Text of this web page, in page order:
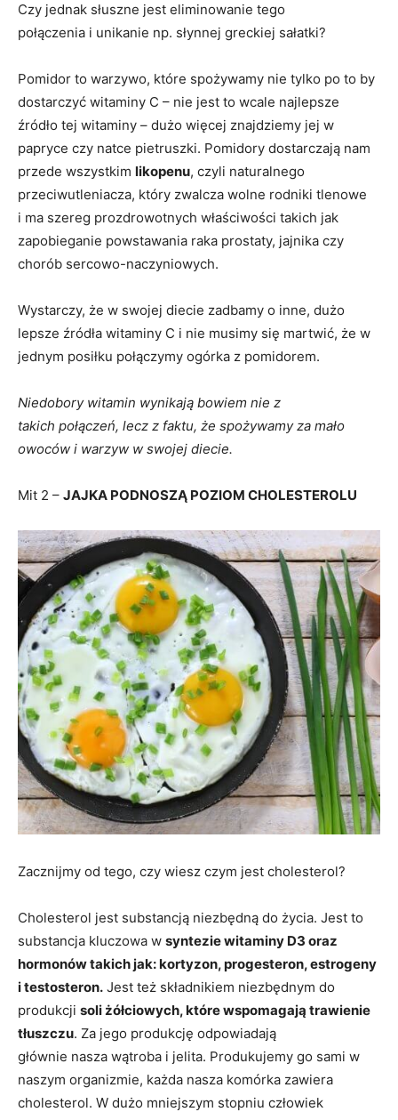
Czy jednak słuszne jest eliminowanie tego
połączenia i unikanie np. słynnej greckiej sałatki?
Pomidor to warzywo, które spożywamy nie tylko po to by
dostarczyć witaminy C – nie jest to wcale najlepsze
źródło tej witaminy – dużo więcej znajdziemy jej w
papryce czy natce pietruszki. Pomidory dostarczają nam
przede wszystkim likopenu, czyli naturalnego
przeciwutleniacza, który zwalcza wolne rodniki tlenowe
i ma szereg prozdrowotnych właściwości takich jak
zapobieganie powstawania raka prostaty, jajnika czy
chorób sercowo-naczyniowych.
Wystarczy, że w swojej diecie zadbamy o inne, dużo
lepsze źródła witaminy C i nie musimy się martwić, że w
jednym posiłku połączymy ogórka z pomidorem.
Niedobory witamin wynikają bowiem nie z
takich połączeń, lecz z faktu, że spożywamy za mało
owoców i warzyw w swojej diecie.
Mit 2 – JAJKA PODNOSZĄ POZIOM CHOLESTEROLU
Zacznijmy od tego, czy wiesz czym jest cholesterol?
Cholesterol jest substancją niezbędną do życia. Jest to
substancja kluczowa w syntezie witaminy D3 oraz
hormonów takich jak: kortyzon, progesteron, estrogeny
i testosteron. Jest też składnikiem niezbędnym do
produkcji soli żółciowych, które wspomagają trawienie
tłuszczu. Za jego produkcję odpowiadają
głównie nasza wątroba i jelita. Produkujemy go sami w
naszym organizmie, każda nasza komórka zawiera
cholesterol. W dużo mniejszym stopniu człowiek